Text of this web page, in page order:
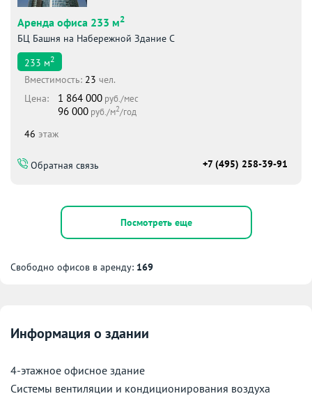
Аренда офиса 233 м2
БЦ Башня на Набережной Здание С
233 м2
Вместимоcть: 23 чел.
Цена:
1 864 000 руб./мес
96 000 руб./м2/год
46 этаж
Обратная связь +7 (495) 258-39-91
Посмотреть еще
Свободно офисов в аренду: 169
Информация о здании
4-этажное офисное здание
Системы вентиляции и кондиционирования воздуха